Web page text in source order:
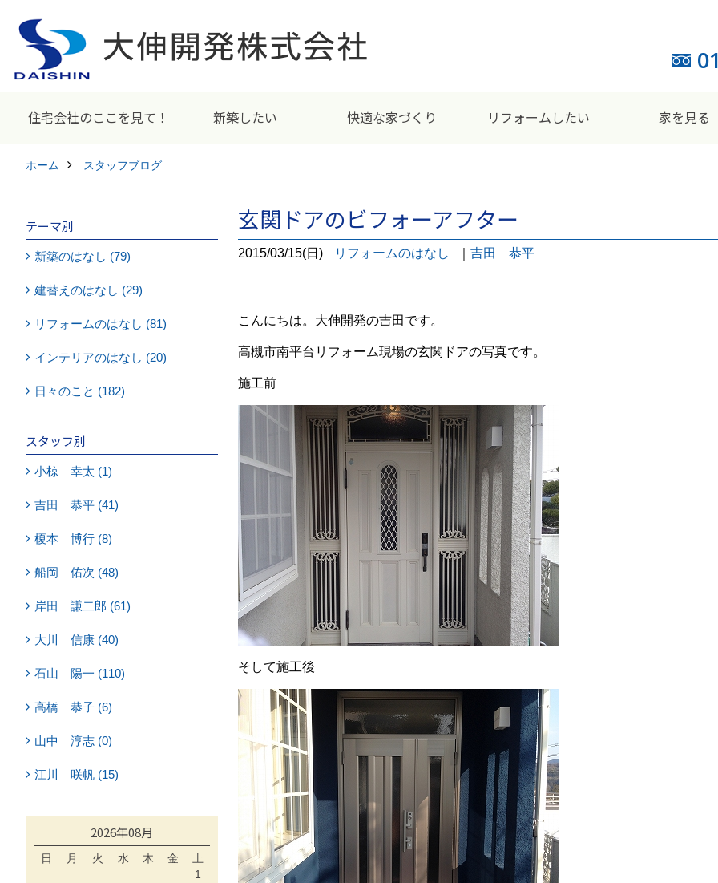
住宅会社のここを見て！ 新築したい 快適な家づくり リフォームしたい 家を見る
ホーム スタッフブログ
玄関ドアのビフォーアフター
2015/03/15(日) リフォームのはなし 吉田 恭平
こんにちは。大伸開発の吉田です。
高槻市南平台リフォーム現場の玄関ドアの写真です。
施工前
そして施工後
テーマ別
新築のはなし (79)
建替えのはなし (29)
リフォームのはなし (81)
インテリアのはなし (20)
日々のこと (182)
スタッフ別
小椋 幸太 (1)
吉田 恭平 (41)
榎本 博行 (8)
船岡 佑次 (48)
岸田 謙二郎 (61)
大川 信康 (40)
石山 陽一 (110)
高橋 恭子 (6)
山中 淳志 (0)
江川 咲帆 (15)
2026年08月
日 月 火 水 木 金
土
1